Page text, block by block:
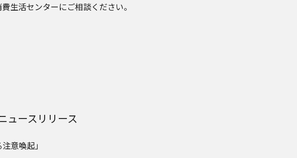
生活センターにご相談ください。
ュースリリース
意喚起」